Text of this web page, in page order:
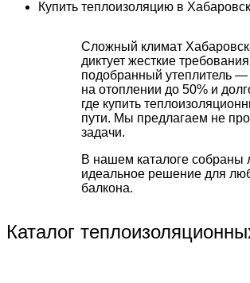
Купить теплоизоляцию в
Сложный климат
диктует жесткие
подобранный утеплитель —
на отоплении до 50% и
где купить
пути. Мы предлагаем не
задачи.
В нашем каталоге
идеальное решение для
балкона.
Каталог